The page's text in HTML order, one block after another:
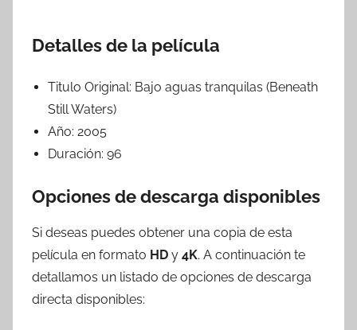
Detalles de la película
Titulo Original: Bajo aguas tranquilas (Beneath
Still Waters)
Año: 2005
Duración: 96
Opciones de descarga disponibles
Si deseas puedes obtener una copia de esta
película en formato HD y 4K. A continuación te
detallamos un listado de opciones de descarga
directa disponibles: